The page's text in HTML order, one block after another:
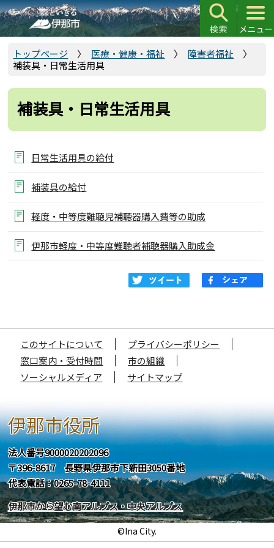
こ
の
ペ
で
トップページ 医療・健康・福祉
障害者福祉
補装具・日常生活用具
補装具・日常生活用具
日常生活用具の給付
補装具の給付
軽度・中等度難聴児補聴器購入費等の助成
伊那市軽度・中等度難聴者補聴器購入助成金
このサイトについて
プライバシーポリシー
窓口案内・受付時間
市の組織
ソーシャルメディア
サイトマップ
伊那市役所
法人番号9000020202096
〒396-8617 長野県伊那市下新田3050番地
代表電話：0265-78-4111
伊那市から望む南アルプス・中央アルプス
©Ina City.